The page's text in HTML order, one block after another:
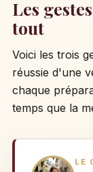
Les
tout
Voici les trois
réussie d'une
chaque
temps que la
LE